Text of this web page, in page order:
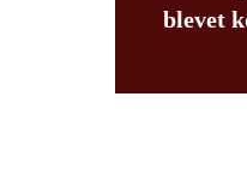
blevet